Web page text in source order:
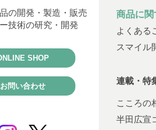
の開発・製造・販売
技術の研究・開発
SHOP
お問い合わせ
商品に関
よくある
スマイル
連載・特
こころの
半田広宣